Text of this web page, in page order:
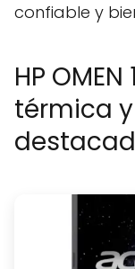
confiable y
HP
térmica